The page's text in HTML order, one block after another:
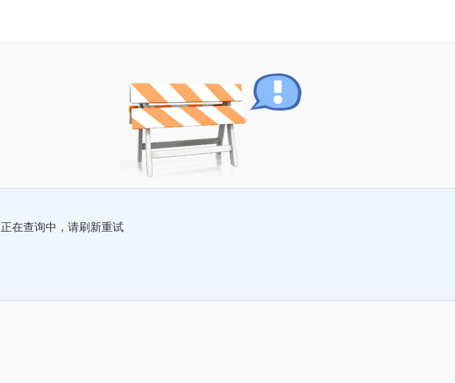
正在查询中，请刷新重试